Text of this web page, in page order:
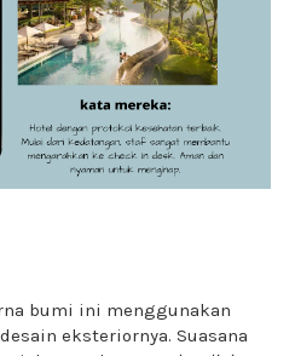
bumi ini menggunakan
eksteriornya. Suasana